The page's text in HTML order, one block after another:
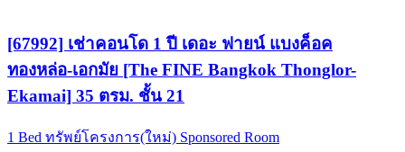
[67992] เช่าคอนโด 1 ปี เดอะ ฟายน์ แบงค็อค
ทองหล่อ-เอกมัย [The FINE Bangkok Thonglor-
Ekamai] 35 ตรม. ชั้น 21
1 Bed ทรัพย์โครงการ(ใหม่) Sponsored Room